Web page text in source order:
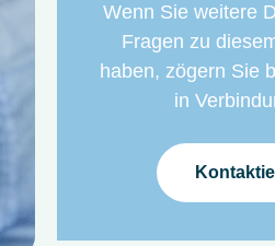
Wenn Sie weitere
Fragen zu
haben, zögern Sie
in